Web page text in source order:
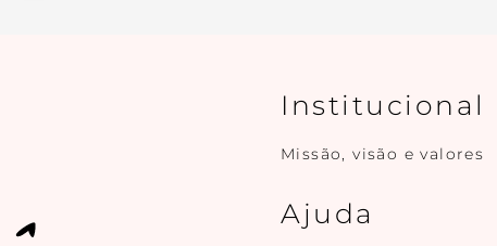
Institucional
Missão, visão e valores
Ajuda